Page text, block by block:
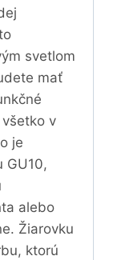
svetlom
mať
v
je
GU10,
alebo
Žiarovku
ktorú